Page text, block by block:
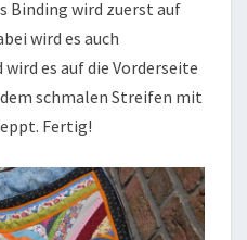
Binding wird zuerst auf
wird es auch
es auf die Vorderseite
schmalen Streifen mit
Fertig!